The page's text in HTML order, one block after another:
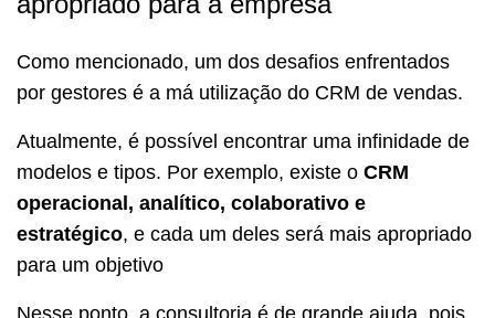
Como mencionado, um dos desafios enfrentados
por gestores é a má utilização do CRM de vendas.
Atualmente, é possível encontrar uma infinidade de
modelos e tipos. Por exemplo, existe o CRM
operacional, analítico, colaborativo e
estratégico, e cada um deles será mais apropriado
para um objetivo